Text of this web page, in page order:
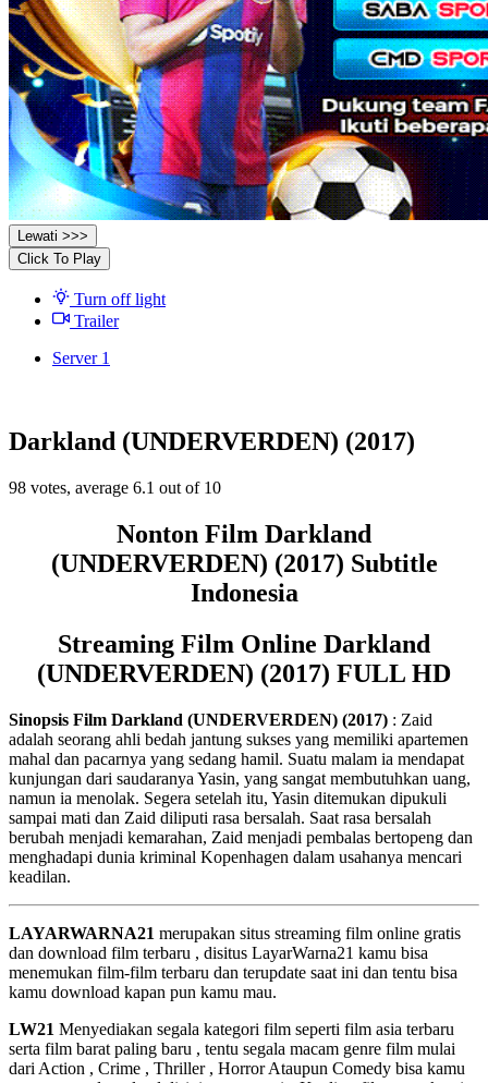
Lewati >>>
Click To Play
Turn off light
Trailer
Server 1
Darkland (UNDERVERDEN) (2017)
98 votes, average 6.1 out of 10
Nonton Film Darkland
(UNDERVERDEN) (2017) Subtitle
Indonesia
Streaming Film Online Darkland
(UNDERVERDEN) (2017) FULL HD
Sinopsis Film Darkland (UNDERVERDEN) (2017) : Zaid
adalah seorang ahli bedah jantung sukses yang memiliki apartemen
mahal dan pacarnya yang sedang hamil. Suatu malam ia mendapat
kunjungan dari saudaranya Yasin, yang sangat membutuhkan uang,
namun ia menolak. Segera setelah itu, Yasin ditemukan dipukuli
sampai mati dan Zaid diliputi rasa bersalah. Saat rasa bersalah
berubah menjadi kemarahan, Zaid menjadi pembalas bertopeng dan
menghadapi dunia kriminal Kopenhagen dalam usahanya mencari
keadilan.
LAYARWARNA21 merupakan situs streaming film online gratis
dan download film terbaru , disitus LayarWarna21 kamu bisa
menemukan film-film terbaru dan terupdate saat ini dan tentu bisa
kamu download kapan pun kamu mau.
LW21 Menyediakan segala kategori film seperti film asia terbaru
serta film barat paling baru , tentu segala macam genre film mulai
dari Action , Crime , Thriller , Horror Ataupun Comedy bisa kamu